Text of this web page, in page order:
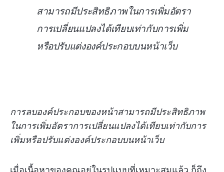
สามารถมีประสิทธิภาพในการเพิ่มอัตรา
การเปลี่ยนแปลงได้เทียบเท่ากับการเพิ่ม
หรือปรับแต่งองค์ประกอบบนหน้าเว็บ
การลบองค์ประกอบของหน้าสามารถมีประสิทธิภาพ
ในการเพิ่มอัตราการเปลี่ยนแปลงได้เทียบเท่ากับการ
เพิ่มหรือปรับแต่งองค์ประกอบบนหน้าเว็บ
เมื่อเนื้อหาของคุณอยู่ในรูปแบบที่เหมาะสมแล้ว ก็ถึง